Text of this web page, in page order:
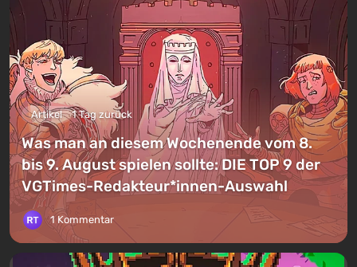
Artikel 1 Tag zurück
Was man an diesem Wochenende vom 8.
bis 9. August spielen sollte: DIE TOP 9 der
VGTimes-Redakteur*innen-Auswahl
1 Kommentar